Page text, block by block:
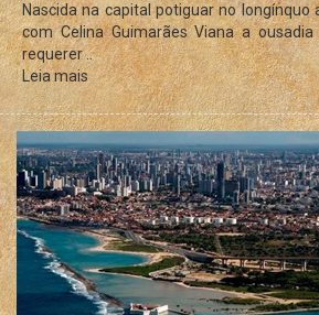
Nascida na capital potiguar no longínquo
com Celina Guimarães Viana a
requerer ..
Leia mais